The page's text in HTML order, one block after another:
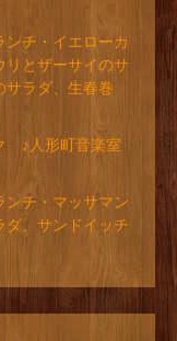
チ・イエローカ
リとザーサイのサ
サラダ、生春巻
♪人形町音楽室
ンチ・マッサマン
ダ、サンドイッチ